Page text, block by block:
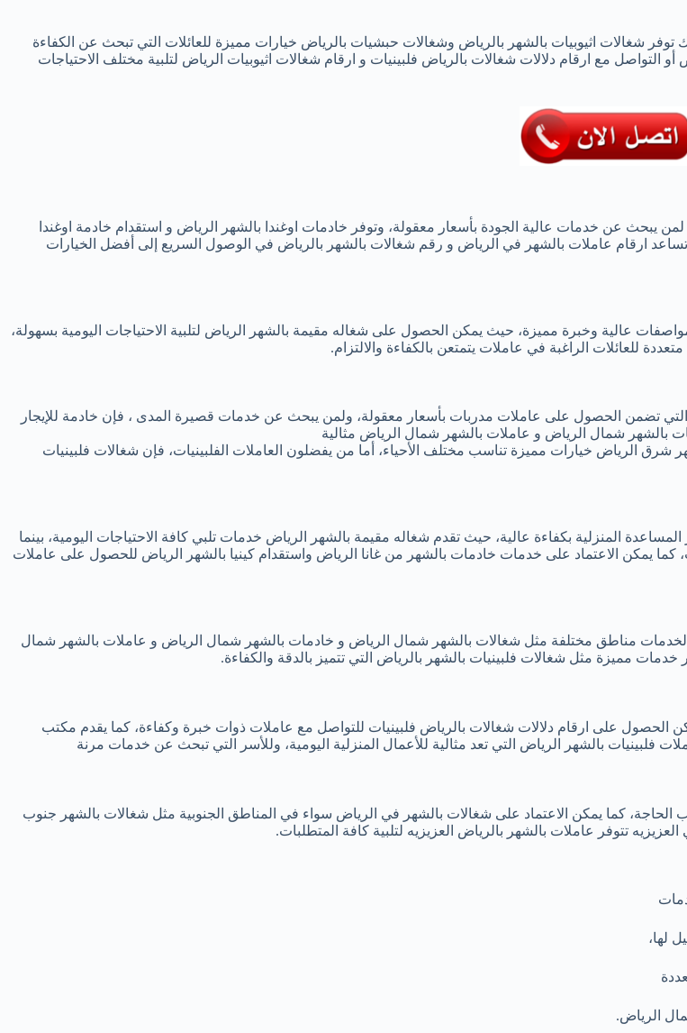
شغالات اثيوبيات بالشهر بالرياض وشغالات حبشيات بالرياض خيارات مميزة للعائلات التي تبحث عن الكفاءة
التواصل مع ارقام دلالات شغالات بالرياض فلبينيات و ارقام شغالات اثيوبيات الرياض لتلبية مختلف الاحتياجات
يبحث عن خدمات عالية الجودة بأسعار معقولة، وتوفر خادمات اوغندا بالشهر الرياض و استقدام خادمة اوغندا
ارقام عاملات بالشهر في الرياض و رقم شغالات بالشهر بالرياض في الوصول السريع إلى أفضل الخيارات
عالية وخبرة مميزة، حيث يمكن الحصول على شغاله مقيمة بالشهر الرياض لتلبية الاحتياجات اليومية بسهولة،
للعائلات الراغبة في عاملات يتمتعن بالكفاءة والالتزام.
التي تضمن الحصول على عاملات مدربات بأسعار معقولة، ولمن يبحث عن خدمات قصيرة المدى ، فإن خادمة للإيجار
بالشهر شمال الرياض و عاملات بالشهر شمال الرياض مثالية
الرياض خيارات مميزة تناسب مختلف الأحياء، أما من يفضلون العاملات الفلبينيات، فإن شغالات فلبينيات
المنزلية بكفاءة عالية، حيث تقدم شغاله مقيمة بالشهر الرياض خدمات تلبي كافة الاحتياجات اليومية، بينما
كما يمكن الاعتماد على خدمات خادمات بالشهر من غانا الرياض واستقدام كينيا بالشهر الرياض للحصول على عاملات
الخدمات مناطق مختلفة مثل شغالات بالشهر شمال الرياض و خادمات بالشهر شمال الرياض و عاملات بالشهر شمال
مميزة مثل شغالات فلبينيات بالشهر بالرياض التي تتميز بالدقة والكفاءة.
الحصول على ارقام دلالات شغالات بالرياض فلبينيات للتواصل مع عاملات ذوات خبرة وكفاءة، كما يقدم مكتب
بالشهر الرياض التي تعد مثالية للأعمال المنزلية اليومية، وللأسر التي تبحث عن خدمات مرنة
كما يمكن الاعتماد على شغالات بالشهر في الرياض سواء في المناطق الجنوبية مثل شغالات بالشهر جنوب
تتوفر عاملات بالشهر بالرياض العزيزيه لتلبية كافة المتطلبات.
لها،
الرياض.